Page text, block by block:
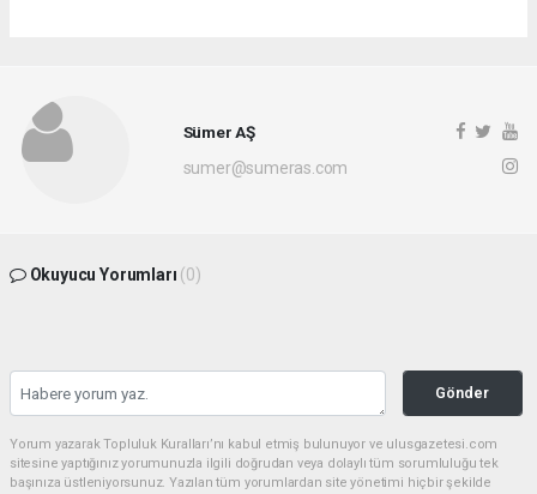
Sümer AŞ
sumer@sumeras.com
Okuyucu Yorumları (0)
Gönder
Yorum yazarak Topluluk Kuralları’nı kabul etmiş bulunuyor ve ulusgazetesi.com
sitesine yaptığınız yorumunuzla ilgili doğrudan veya dolaylı tüm sorumluluğu tek
başınıza üstleniyorsunuz. Yazılan tüm yorumlardan site yönetimi hiçbir şekilde